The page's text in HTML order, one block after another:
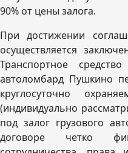
90% от цены залога.
При достижении
осуществляется
Транспортное
автоломбард Пушкино
круглосуточно
(индивидуально
под залог грузового
договоре четко